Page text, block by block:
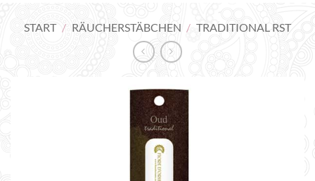
START / RÄUCHERSTÄBCHEN / TRADITIONAL RST